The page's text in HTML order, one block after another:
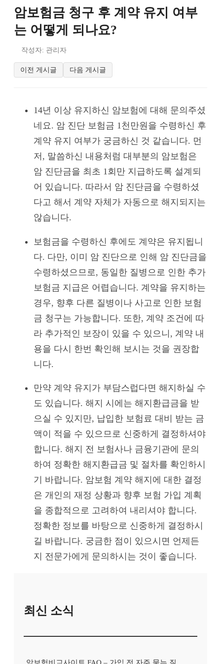
암보험금 청구 후 계약 유지 여부
는 어떻게 되나요?
작성자: 관리자
이전 게시글 다음 게시글
14년 이상 유지하신 암보험에 대해 문의주셨
네요. 암 진단 보험금 1천만원을 수령하신 후
계약 유지 여부가 궁금하신 것 같습니다. 먼
저, 말씀하신 내용처럼 대부분의 암보험은
암 진단금을 최초 1회만 지급하도록 설계되
어 있습니다. 따라서 암 진단금을 수령하셨
다고 해서 계약 자체가 자동으로 해지되지는
않습니다.
보험금을 수령하신 후에도 계약은 유지됩니
다. 다만, 이미 암 진단으로 인해 암 진단금을
수령하셨으므로, 동일한 질병으로 인한 추가
보험금 지급은 어렵습니다. 계약을 유지하는
경우, 향후 다른 질병이나 사고로 인한 보험
금 청구는 가능합니다. 또한, 계약 조건에 따
라 추가적인 보장이 있을 수 있으니, 계약 내
용을 다시 한번 확인해 보시는 것을 권장합
니다.
만약 계약 유지가 부담스럽다면 해지하실 수
도 있습니다. 해지 시에는 해지환급금을 받
으실 수 있지만, 납입한 보험료 대비 받는 금
액이 적을 수 있으므로 신중하게 결정하셔야
합니다. 해지 전 보험사나 금융기관에 문의
하여 정확한 해지환급금 및 절차를 확인하시
기 바랍니다. 암보험 계약 해지에 대한 결정
은 개인의 재정 상황과 향후 보험 가입 계획
을 종합적으로 고려하여 내리셔야 합니다.
정확한 정보를 바탕으로 신중하게 결정하시
길 바랍니다. 궁금한 점이 있으시면 언제든
지 전문가에게 문의하시는 것이 좋습니다.
최신 소식